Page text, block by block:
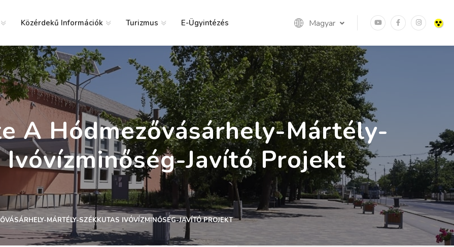
Magyar
Közérdekű Információk Turizmus E-Ügyintézés
A Hódmezővásárhely-Mártély-
Ivóvízminőség-Javító Projekt
MÁRTÉLY-SZÉKKUTAS IVÓVÍZMINŐSÉG-JAVÍTÓ PROJEKT